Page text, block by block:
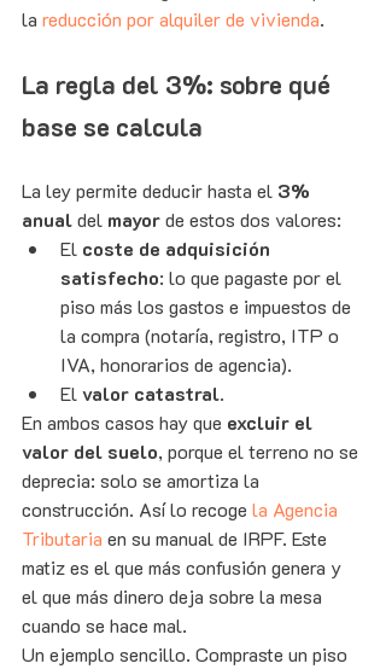
la reducción por alquiler de vivienda.
La regla del 3%: sobre qué
base se calcula
La ley permite deducir hasta el 3%
anual del mayor de estos dos valores:
El coste de adquisición
satisfecho: lo que pagaste por el
piso más los gastos e impuestos de
la compra (notaría, registro, ITP o
IVA, honorarios de agencia).
El valor catastral.
En ambos casos hay que excluir el
valor del suelo, porque el terreno no se
deprecia: solo se amortiza la
construcción. Así lo recoge la Agencia
Tributaria en su manual de IRPF. Este
matiz es el que más confusión genera y
el que más dinero deja sobre la mesa
cuando se hace mal.
Un ejemplo sencillo. Compraste un piso